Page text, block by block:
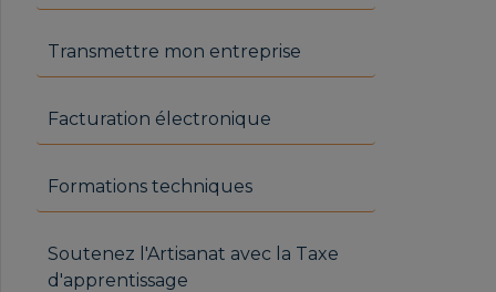
Transmettre mon entreprise
Facturation électronique
Formations techniques
Soutenez l'Artisanat avec la Taxe
d'apprentissage